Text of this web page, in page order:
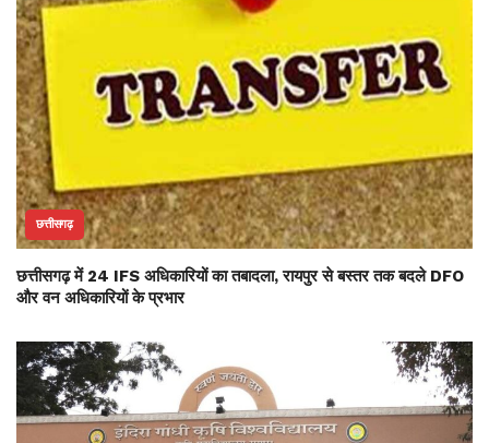
छत्तीसगढ़
छत्तीसगढ़ में 24 IFS अधिकारियों का तबादला, रायपुर से बस्तर तक बदले DFO
और वन अधिकारियों के प्रभार